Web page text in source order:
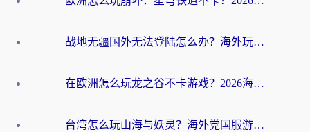
战地无疆国外无法登陆怎么办？海外玩家国服畅玩终极指南（附欧服魔兽EVE加速方案）
在欧洲怎么玩龙之谷不卡游戏？2026海外党国服游戏加速全攻略
台湾怎么玩山海与妖灵？海外党国服游戏加速全攻略，告别延迟卡顿